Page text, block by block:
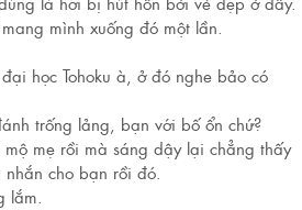
mình xuống đó một lần.
học Tohoku à, ở đó nghe bảo có
trống lảng, bạn với bố ổn chứ?
mẹ rồi mà sáng dậy lại chẳng thấy
cho bạn rồi đó.
lắm.